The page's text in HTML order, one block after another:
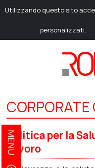
Utilizzando questo sito
personalizzati.
CORPORATE
Politica per la
Lavoro
MENU